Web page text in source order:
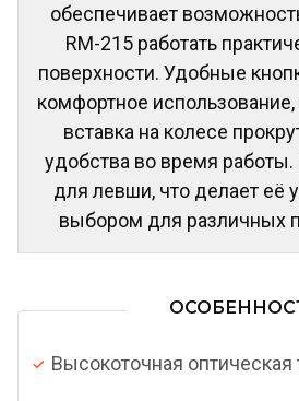
обеспечивает
RM-215 работать
поверхности. Удобные
комфортное
вставка на колесе
удобства во время
для левши, что делает её
выбором для различных
Высокоточная оптическая